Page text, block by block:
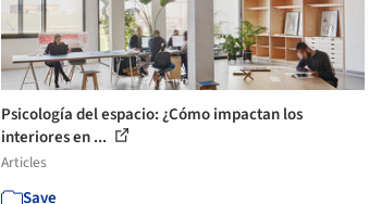
Psicología del espacio: ¿Cómo impactan los
interiores en ...
Articles
Save